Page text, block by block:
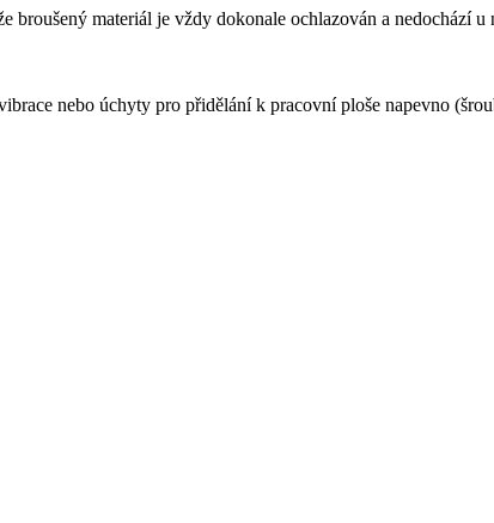
broušený materiál je vždy dokonale ochlazován a nedochází
nebo úchyty pro přidělání k pracovní ploše napevno